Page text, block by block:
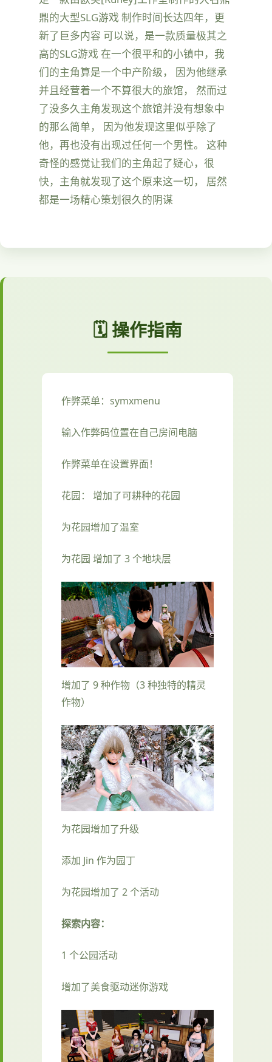
鼎的大型SLG游戏 制作时间长达四年，更
新了巨多内容 可以说，是一款质量极其之
高的SLG游戏 在一个很平和的小镇中，我
们的主角算是一个中产阶级， 因为他继承
并且经营着一个不算很大的旅馆， 然而过
了没多久主角发现这个旅馆并没有想象中
的那么简单， 因为他发现这里似乎除了
他，再也没有出现过任何一个男性。 这种
奇怪的感觉让我们的主角起了疑心，很
快，主角就发现了这个原来这一切， 居然
都是一场精心策划很久的阴谋
🗓️ 操作指南
作弊菜单：symxmenu
输入作弊码位置在自己房间电脑
作弊菜单在设置界面！
花园： 增加了可耕种的花园
为花园增加了温室
为花园 增加了 3 个地块层
增加了 9 种作物（3 种独特的精灵
作物）
为花园增加了升级
添加 Jin 作为园丁
为花园增加了 2 个活动
探索内容：
1 个公园活动
增加了美食驱动迷你游戏